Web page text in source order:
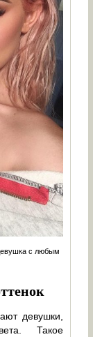
с любым
девушки,
Такое